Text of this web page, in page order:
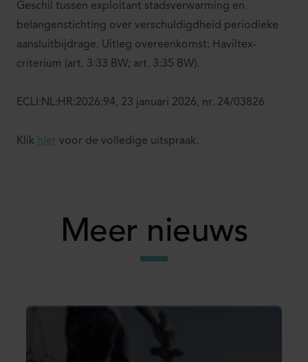
Geschil tussen exploitant stadsverwarming en
belangenstichting over verschuldigdheid periodieke
aansluitbijdrage. Uitleg overeenkomst; Haviltex-
criterium (art. 3:33 BW; art. 3:35 BW).
ECLI:NL:HR:2026:94, 23 januari 2026, nr. 24/03826
Klik hier voor de volledige uitspraak.
Meer nieuws